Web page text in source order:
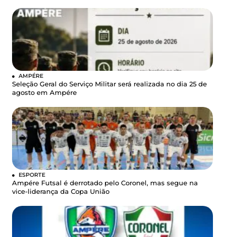
AMPÉRE
Seleção Geral do Serviço Militar será realizada no dia 25 de
agosto em Ampére
ESPORTE
Ampére Futsal é derrotado pelo Coronel, mas segue na
vice-liderança da Copa União